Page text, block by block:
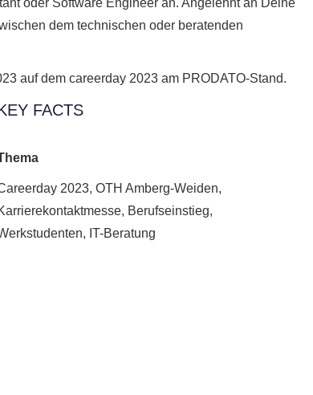
oder Software Engineer an. Angelehnt an Deine
dem technischen oder beratenden
auf dem careerday 2023 am PRODATO-Stand.
FACTS
2023, OTH Amberg-Weiden,
Berufseinstieg,
IT-Beratung